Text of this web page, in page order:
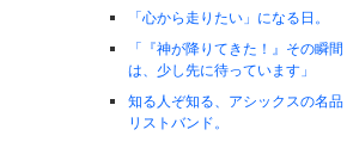
「心から走りたい」になる日。
「『神が降りてきた！』その瞬間
は、少し先に待っています」
知る人ぞ知る、アシックスの名品
リストバンド。